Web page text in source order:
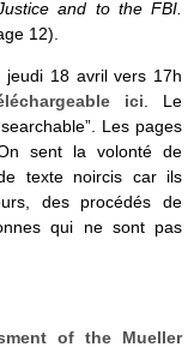
and to the FBI.
12).
jeudi 18 avril vers 17h
ici. Le
Les pages
sent la volonté de
texte noircis car ils
des procédés de
qui ne sont pas
of the Mueller